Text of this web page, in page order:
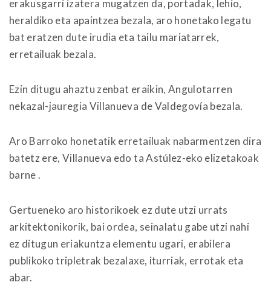
erakusgarri izatera mugatzen da, portadak, lehio,
heraldiko eta apaintzea bezala, aro honetako legatu
bat eratzen dute irudia eta tailu mariatarrek,
erretailuak bezala.
Ezin ditugu ahaztu zenbat eraikin, Angulotarren
nekazal-jauregia Villanueva de Valdegovía bezala.
Aro Barroko honetatik erretailuak nabarmentzen dira
batetz ere, Villanueva edo ta Astúlez-eko elizetakoak
barne .
Gertueneko aro historikoek ez dute utzi urrats
arkitektonikorik, bai ordea, seinalatu gabe utzi nahi
ez ditugun eriakuntza elementu ugari, erabilera
publikoko tripletrak bezalaxe, iturriak, errotak eta
abar.